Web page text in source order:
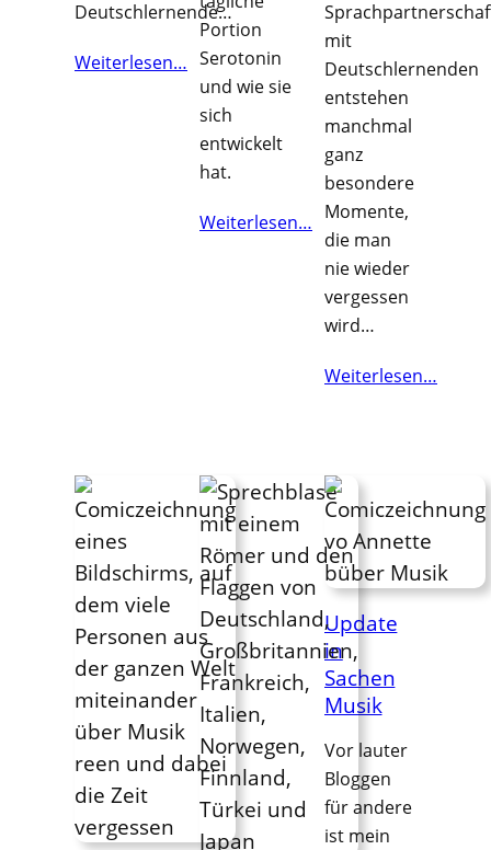
Deutschlernende…
Weiterlesen…
Portion
Serotonin
und wie sie
sich
entwickelt
hat.
Weiterlesen…
mit
Deutschlernenden
entstehen
manchmal
ganz
besondere
Momente,
die man
nie wieder
vergessen
wird…
Weiterlesen…
Update
in
Sachen
Musik
Vor lauter
Bloggen
für andere
ist mein